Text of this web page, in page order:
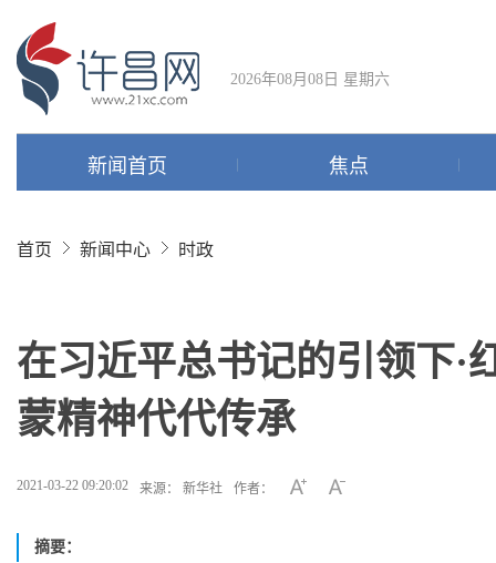
2026年08月08日 星期六
新闻首页 焦点
首页 新闻中心 时政
在习近平总书记的引领下·
蒙精神代代传承
2021-03-22 09:20:02 来源： 新华社 作者：
摘要：